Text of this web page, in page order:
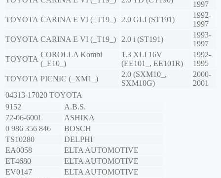
1997
TOYOTA CARINA E VI (_T19_) 2.0 GLI (ST191)
1992-
1997
TOYOTA CARINA E VI (_T19_) 2.0 i (ST191)
1993-
1997
TOYOTA
COROLLA Kombi
(_E10_)
1.3 XLI 16V
(EE101_, EE101R)
1992-
1995
TOYOTA PICNIC (_XM1_)
2.0 (SXM10_,
SXM10G)
2000-
2001
04313-17020 TOYOTA
9152
A.B.S.
72-06-600L
ASHIKA
0 986 356 846
BOSCH
TS10280
DELPHI
EA0058
ELTA AUTOMOTIVE
ET4680
ELTA AUTOMOTIVE
EV0147
ELTA AUTOMOTIVE